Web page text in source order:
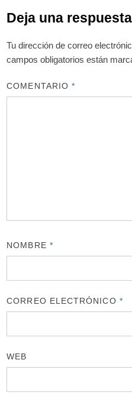
Deja una respuesta
Tu dirección de correo
campos obligatorios están
COMENTARIO*
NOMBRE *
CORREO ELECTRÓNICO *
WEB